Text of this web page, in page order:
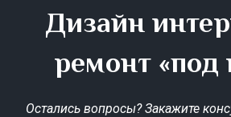
Дизайн
ремонт «под
Остались вопросы? Закажите